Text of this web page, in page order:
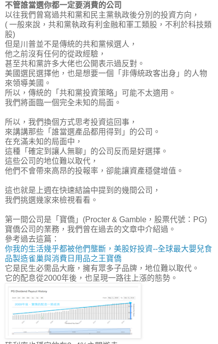
不管誰當選你都一定要消費的公司
以往我們曾寫過共和黨和民主黨執政後分別的投資方向，
( 一般來說，共和黨執政有利金融和軍工類股，不利於科技類
股)
但是川普並不是傳統的共和黨候選人，
他之前沒有任何的從政經驗，
甚至共和黨許多大佬也公開表示過反對。
美國選民選擇他，也是想要一個「非傳統政客出身」的人物
來領導美國。
所以， 傳統的「共和黨投資策略」可能不太適用 。
我們將面臨一個完全未知的局面。
所以，我們換個方式思考投資這回事，
來講講那些「 誰當選產品都用得到 」的公司。
在充滿未知的局面中，
這種「確定到讓人無聊」的公司反而是好選擇。
這些公司的地位難以取代，
他們不會帶來高昂的投報率，卻能讓資產穩健增值。
這也就是上週在快速結論中提到的幾間公司，
我們挑選幾家來檢視看看。
第一間公司是「寶僑」(Procter & Gamble，股票代號：PG)
寶僑公司的業務，我們曾在過去的文章中介紹過。
參考過去這篇：
你我的生活幾乎都被他們壟斷，美股好投資--全球最大嬰兒食
品製造雀巢與消費日用品之王寶僑
它是民生必需品大廠，擁有眾多子品牌，地位難以取代。
它的配息從2000年後，也呈現一路往上漲的態勢。